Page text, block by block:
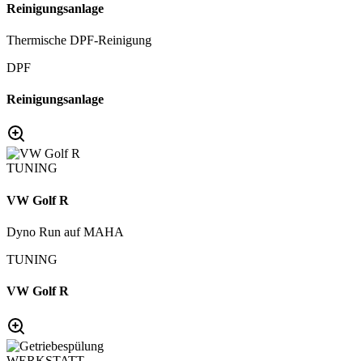
Reinigungsanlage
Thermische DPF-Reinigung
DPF
Reinigungsanlage
TUNING
VW Golf R
Dyno Run auf MAHA
TUNING
VW Golf R